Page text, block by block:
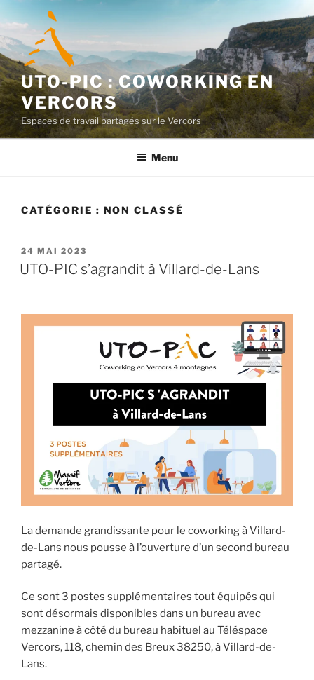
au
contenu
principal
UTO-PIC : COWORKING EN
VERCORS
Espaces de travail partagés sur le Vercors
Menu
CATÉGORIE : NON CLASSÉ
PUBLIÉ
LE
24 MAI 2023
UTO-PIC s’agrandit à Villard-de-Lans
La demande grandissante pour le coworking à Villard-
de-Lans nous pousse à l’ouverture d’un second bureau
partagé.
Ce sont 3 postes supplémentaires tout équipés qui
sont désormais disponibles dans un bureau avec
mezzanine à côté du bureau habituel au Téléspace
Vercors, 118, chemin des Breux 38250, à Villard-de-
Lans.